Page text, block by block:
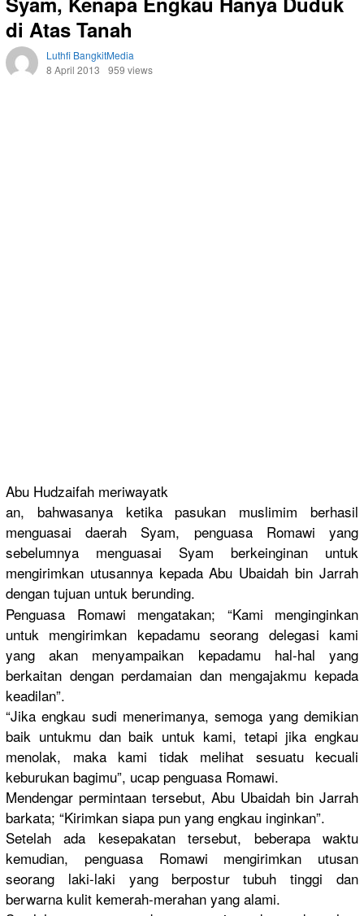
di Atas Tanah
Luthfi BangkitMedia
8 April 2013
959 views
Abu Hudzaifah meriwayatk
an, bahwasanyaketika pasukan muslimim berhasil
menguasai daerah Syam, penguasa Romawi yang
sebelumnya menguasai Syam berkeinginan untuk
mengirimkan utusannya kepada Abu Ubaidah bin Jarrah
dengan tujuan untuk berunding.
Penguasa Romawi mengatakan; “Kami menginginkan
untuk mengirimkan kepadamu seorang delegasi kami
yang akan menyampaikan kepadamu hal-hal yang
berkaitan dengan perdamaian dan mengajakmu kepada
keadilan”.
“Jika engkau sudi menerimanya, semoga yang demikian
baik untukmu dan baik untuk kami, tetapi jika engkau
menolak, maka kami tidak melihat sesuatu kecuali
keburukan bagimu”, ucap penguasa Romawi.
Mendengar permintaan tersebut, Abu Ubaidah bin Jarrah
barkata; “Kirimkan siapa pun yang engkau inginkan”.
Setelah ada kesepakatan tersebut, beberapa waktu
kemudian, penguasa Romawi mengirimkan utusan
seorang laki-laki yang berpostur tubuh tinggi dan
berwarna kulit kemerah-merahan yang alami.